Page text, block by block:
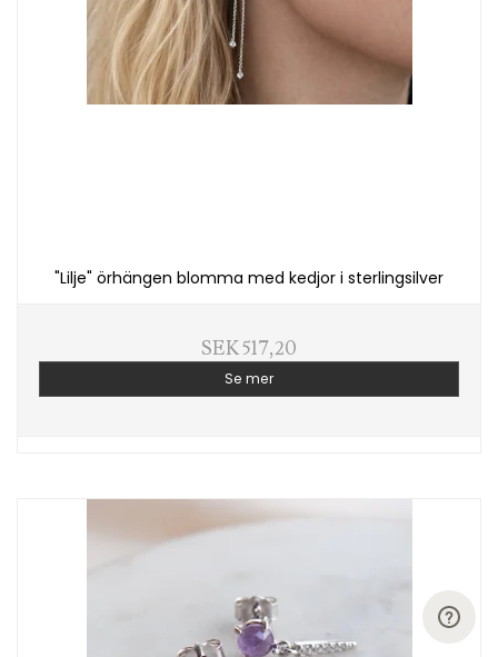
"Lilje" örhängen blomma med kedjor i sterlingsilver
SEK 517,20
Se mer